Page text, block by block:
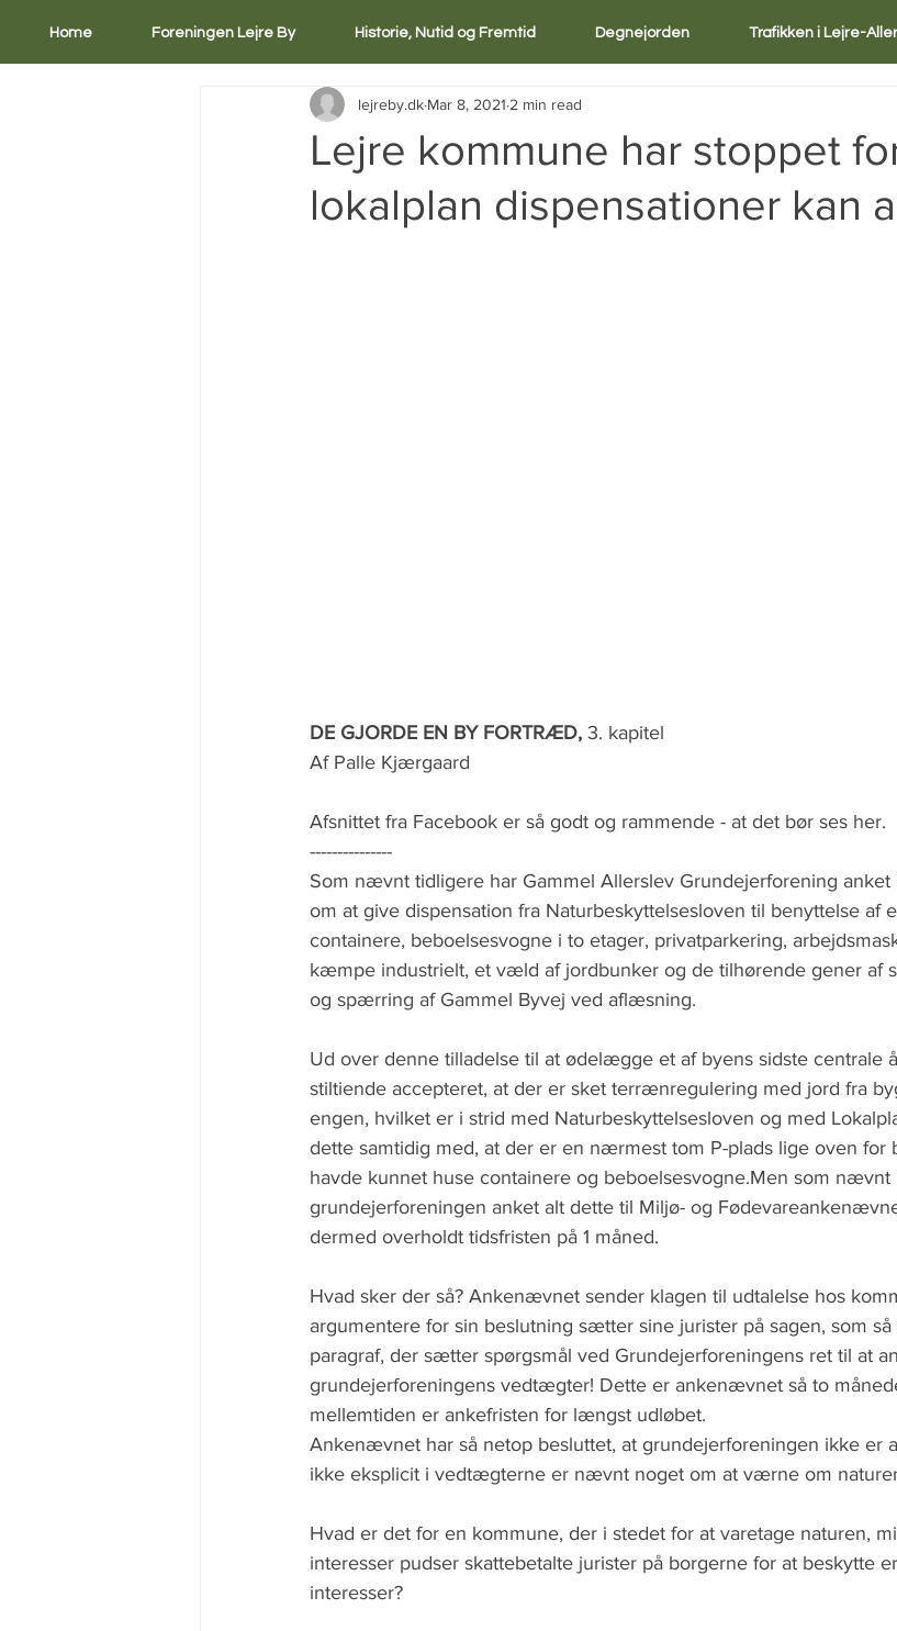
Home Foreningen Lejre By Historie, Nutid og Fremtid Degnejorden Trafikken i Lejre-
Lejre kommune har stoppet
lokalplan dispensationer kan
lejreby.dk Mar 8, 2021 2 min read
DE GJORDE EN BY FORTRÆD, 3. kapitel
Af Palle Kjærgaard
Afsnittet fra Facebook er så godt og rammende - at det bør ses her.
---------------
Som nævnt tidligere har Gammel Allerslev Grundejerforening
om at give dispensation fra Naturbeskyttelsesloven til benyttelse af
containere, beboelsesvogne i to etager, privatparkering,
kæmpe industrielt, et væld af jordbunker og de tilhørende gener af
og spærring af Gammel Byvej ved aflæsning.
Ud over denne tilladelse til at ødelægge et af byens sidste centrale
stiltiende accepteret, at der er sket terrænregulering med jord fra
engen, hvilket er i strid med Naturbeskyttelsesloven og med
dette samtidig med, at der er en nærmest tom P-plads lige oven for
havde kunnet huse containere og beboelsesvogne.Men som nævnt
grundejerforeningen anket alt dette til Miljø- og
dermed overholdt tidsfristen på 1 måned.
Hvad sker der så? Ankenævnet sender klagen til udtalelse hos
argumentere for sin beslutning sætter sine jurister på sagen, som
paragraf, der sætter spørgsmål ved Grundejerforeningens ret til at
grundejerforeningens vedtægter! Dette er ankenævnet så to
mellemtiden er ankefristen for længst udløbet.
Ankenævnet har så netop besluttet, at grundejerforeningen ikke er
ikke eksplicit i vedtægterne er nævnt noget om at værne om
Hvad er det for en kommune, der i stedet for at varetage naturen,
interesser pudser skattebetalte jurister på borgerne for at beskytte
interesser?